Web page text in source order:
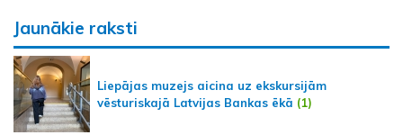
Jaunākie raksti
Liepājas muzejs aicina uz ekskursijām
vēsturiskajā Latvijas Bankas ēkā (1)